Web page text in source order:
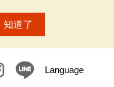
知道了
Language